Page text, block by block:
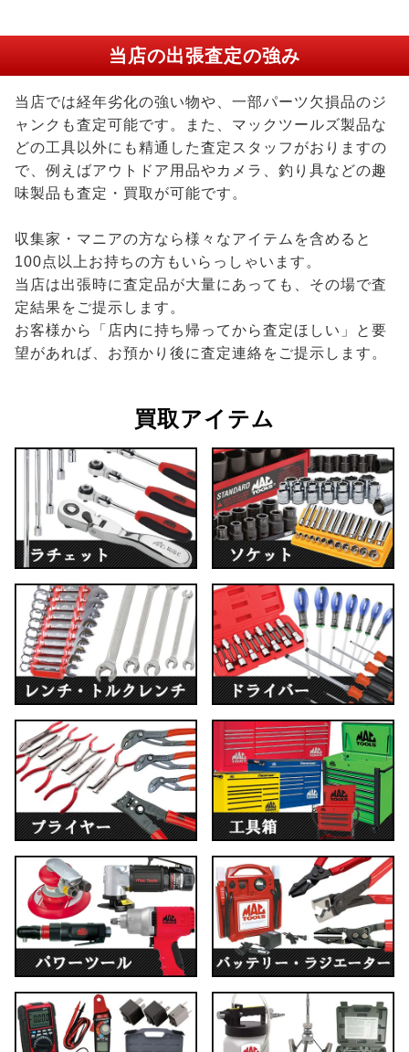
当店の出張査定の強み
当店では経年劣化の強い物や、一部パーツ欠損品のジ
ャンクも査定可能です。また、マックツールズ製品な
どの工具以外にも精通した査定スタッフがおりますの
で、例えばアウトドア用品やカメラ、釣り具などの趣
味製品も査定・買取が可能です。
収集家・マニアの方なら様々なアイテムを含めると
100点以上お持ちの方もいらっしゃいます。
当店は出張時に査定品が大量にあっても、その場で査
定結果をご提示します。
お客様から「店内に持ち帰ってから査定ほしい」と要
望があれば、お預かり後に査定連絡をご提示します。
買取アイテム